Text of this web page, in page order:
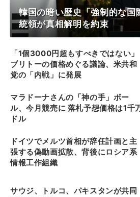
韓国の暗い歴史「強制的な国
統領が真相解明を約束
「1個3000円超もすべきではない」
ブリトーの価格めぐる議論、米共和
党の「内戦」に発展
マラドーナさんの「神の手」ボー
ル、今月競売に 落札予想価格は1千
ドル
ドイツでメルツ首相が辞任計画と主
張する偽動画拡散、背後にロシア系
情報工作組織
サウジ、トルコ、パキスタンが共同